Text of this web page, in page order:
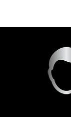
content